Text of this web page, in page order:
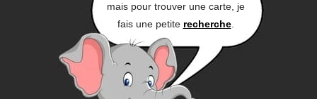
mais pour trouver une carte, je
fais une petite recherche.